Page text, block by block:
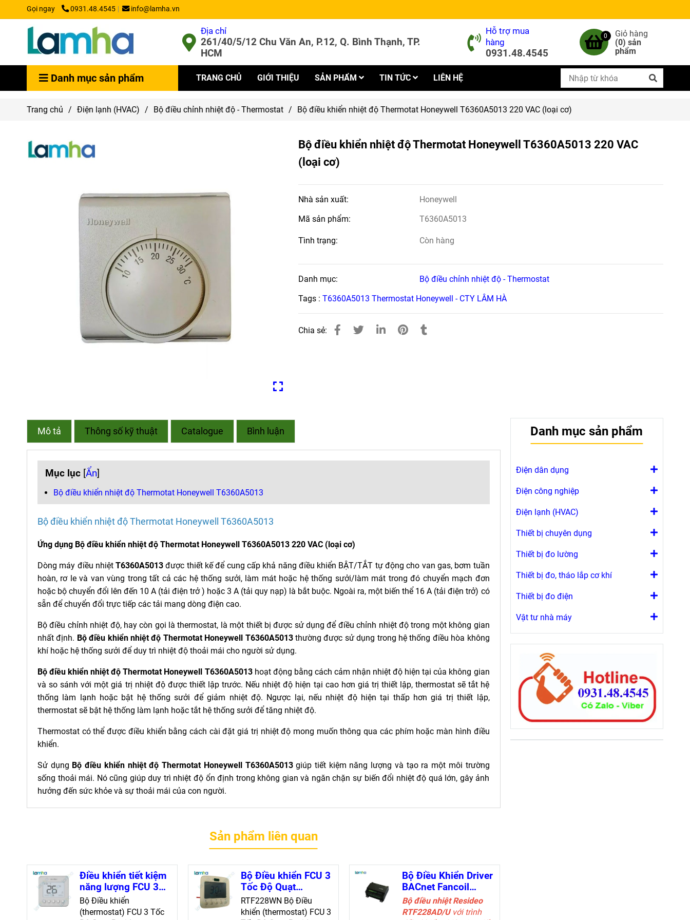
Gọi ngay 0931.48.4545 info@lamha.vn
Địa chỉ
261/40/5/12 Chu Văn An, P.12, Q. Bình Thạnh, TP.
HCM
Hỗ trợ mua
hàng
0931.48.4545
0
Giỏ hàng
(0) sản
phẩm
Danh mục sản phẩm TRANG CHỦ GIỚI THIỆU SẢN PHẨM TIN TỨC LIÊN HỆ
Trang chủ / Điện lạnh (HVAC) / Bộ điều chỉnh nhiệt độ - Thermostat / Bộ điều khiển nhiệt độ Thermotat Honeywell T6360A5013 220 VAC (loại cơ)
Bộ điều khiển nhiệt độ Thermotat Honeywell T6360A5013 220 VAC
(loại cơ)
Nhà sản xuất:
Honeywell
Mã sản phẩm:
T6360A5013
Tình trạng: Còn hàng
Danh mục:
Bộ điều chỉnh nhiệt độ - Thermostat
Tags : T6360A5013 Thermostat Honeywell - CTY LÂM HÀ
Chia sẻ:
Mô tả Thông số kỹ thuật Catalogue Bình luận
Mục lục [Ẩn]
Bộ điều khiển nhiệt độ Thermotat Honeywell T6360A5013
Bộ điều khiển nhiệt độ Thermotat Honeywell T6360A5013
Ứng dụng Bộ điều khiển nhiệt độ Thermotat Honeywell T6360A5013 220 VAC (loại cơ)
Dòng máy điều nhiệtT6360A5013 được thiết kế để cung cấp khả năng điều khiển BẬT/TẮT tự động cho van gas, bơm tuần
hoàn, rơ le và van vùng trong tất cả các hệ thống sưởi, làm mát hoặc hệ thống sưởi/làm mát trong đó chuyển mạch đơn
hoặc bộ chuyển đổi lên đến 10 A (tải điện trở ) hoặc 3 A (tải quy nạp) là bắt buộc. Ngoài ra, một biến thể 16 A (tải điện trở) có
sẵn để chuyển đổi trực tiếp các tải mang dòng điện cao.
Bộ điều chỉnh nhiệt độ, hay còn gọi là thermostat, là một thiết bị được sử dụng để điều chỉnh nhiệt độ trong một không gian
nhất định. Bộ điều khiển nhiệt độ Thermotat Honeywell T6360A5013 thường được sử dụng trong hệ thống điều hòa không
khí hoặc hệ thống sưởi để duy trì nhiệt độ thoải mái cho người sử dụng.
Bộ điều khiển nhiệt độ Thermotat Honeywell T6360A5013 hoạt động bằng cách cảm nhận nhiệt độ hiện tại của không gian
và so sánh với một giá trị nhiệt độ được thiết lập trước. Nếu nhiệt độ hiện tại cao hơn giá trị thiết lập, thermostat sẽ tắt hệ
thống làm lạnh hoặc bật hệ thống sưởi để giảm nhiệt độ. Ngược lại, nếu nhiệt độ hiện tại thấp hơn giá trị thiết lập,
thermostat sẽ bật hệ thống làm lạnh hoặc tắt hệ thống sưởi để tăng nhiệt độ.
Thermostat có thể được điều khiển bằng cách cài đặt giá trị nhiệt độ mong muốn thông qua các phím hoặc màn hình điều
khiển.
Sử dụng Bộ điều khiển nhiệt độ Thermotat Honeywell T6360A5013giúp tiết kiệm năng lượng và tạo ra một môi trường
sống thoải mái. Nó cũng giúp duy trì nhiệt độ ổn định trong không gian và ngăn chặn sự biến đổi nhiệt độ quá lớn, gây ảnh
hưởng đến sức khỏe và sự thoải mái của con người.
Sản phẩm liên quan
Điều khiển tiết kiệm
năng lượng FCU 3
tốc độ Honeywell
RTF428WNM
Bộ Điều khiển
(thermostat) FCU 3 Tốc
Bộ Điều khiển FCU 3
Tốc Độ Quạt
Resideo RTF228WN
với Chức Năng Tiết
RTF228WN Bộ Điều
khiển (thermostat) FCU 3
Bộ Điều Khiển Driver
BACnet Fancoil
Resideo
RFT228AD/U
Bộ điều nhiệt Resideo
RTF228AD/Uvới trình
Danh mục sản phẩm
Điện dân dụng
Điện công nghiệp
Điện lạnh (HVAC)
Thiết bị chuyên dụng
Thiết bị đo lường
Thiết bị đo, tháo lắp cơ khí
Thiết bị đo điện
Vật tư nhà máy